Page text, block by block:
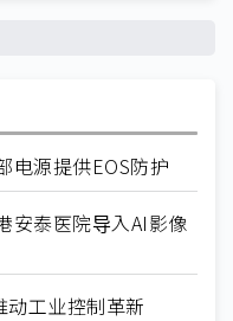
电源提供EOS防护
安泰医院导入AI影像
工业控制革新